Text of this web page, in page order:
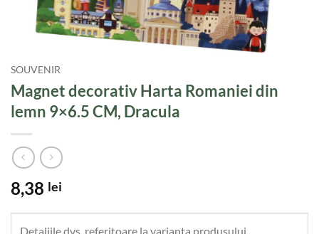
SOUVENIR
Magnet decorativ Harta Romaniei din
lemn 9×6.5 CM, Dracula
8,38 lei